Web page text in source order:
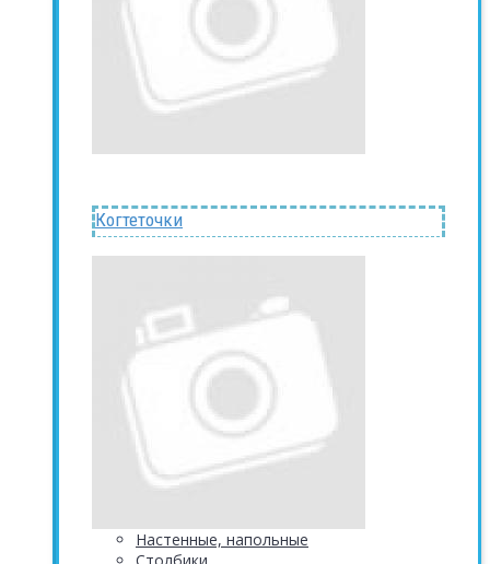
Когтеточки
Настенные, напольные